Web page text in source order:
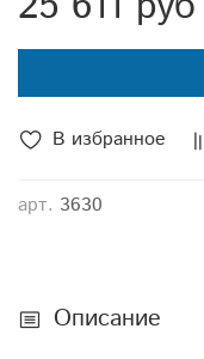
В избранное
арт. 3630
Описание